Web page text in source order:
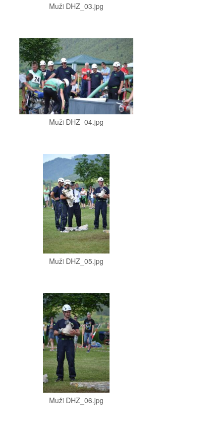
Muži DHZ_03.jpg
Muži DHZ_04.jpg
Muži DHZ_05.jpg
Muži DHZ_06.jpg